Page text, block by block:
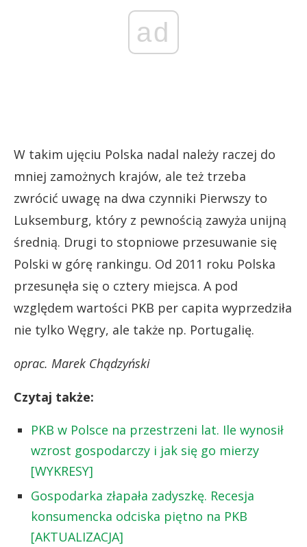
ad
W takim ujęciu Polska nadal należy raczej do
mniej zamożnych krajów, ale też trzeba
zwrócić uwagę na dwa czynniki Pierwszy to
Luksemburg, który z pewnością zawyża unijną
średnią. Drugi to stopniowe przesuwanie się
Polski w górę rankingu. Od 2011 roku Polska
przesunęła się o cztery miejsca. A pod
względem wartości PKB per capita wyprzedziła
nie tylko Węgry, ale także np. Portugalię.
oprac. Marek Chądzyński
Czytaj także:
PKB w Polsce na przestrzeni lat. Ile wynosił
wzrost gospodarczy i jak się go mierzy
[WYKRESY]
Gospodarka złapała zadyszkę. Recesja
konsumencka odciska piętno na PKB
[AKTUALIZACJA]